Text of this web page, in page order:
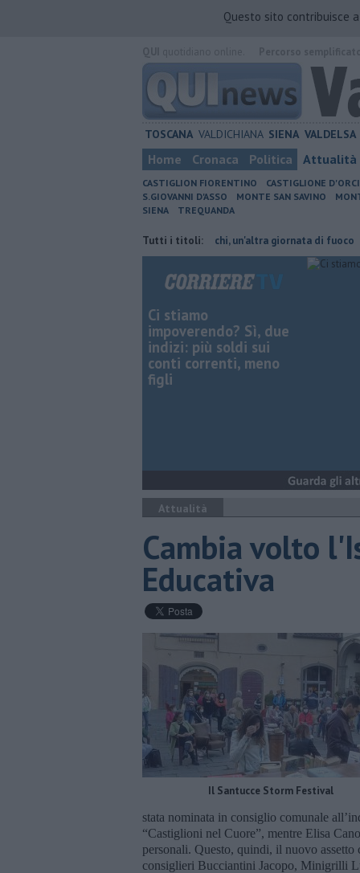
Questo sito contribuisce
TOSCANA VALDICHIANA SIENA VALDELSA
Home Cronaca Politica Attualità
CASTIGLION FIORENTINO CASTIGLIONE
S.GIOVANNI D'ASSO
MONTE SAN SAVINO
SIENA
TREQUANDA
Tutti i titoli:
Incendi nei boschi, un'altra giornata di fuoco
Ci stiamo
impoverendo? Sì, due
indizi: più soldi sui
conti correnti, meno
figli
Attualità
Cambia volto
Educativa
Il Santucce Storm Festival
stata nominata in consiglio comunale
“Castiglioni nel Cuore”, mentre Elisa
personali. Questo, quindi, il nuovo
consiglieri Bucciantini Jacopo, Minigrilli